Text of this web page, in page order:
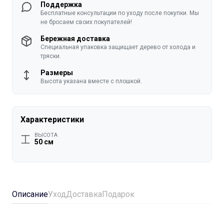
Поддержка
Бесплатные консультации по уходу после покупки. Мы
не бросаем своих покупателей!
Бережная доставка
Специальная упаковка защищает дерево от холода и
тряски.
Размеры
Высота указана вместе с плошкой.
Характеристики
ВЫСОТА
50 см
ОписаниеУходДоставкаПодарок